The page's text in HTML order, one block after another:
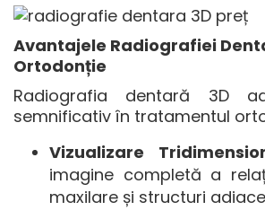
Avantajele Radiografiei
Ortodonție
Radiografia dentară 3D
semnificativ în tratamentul
Vizualizare
imagine completă a
maxilare și structuri